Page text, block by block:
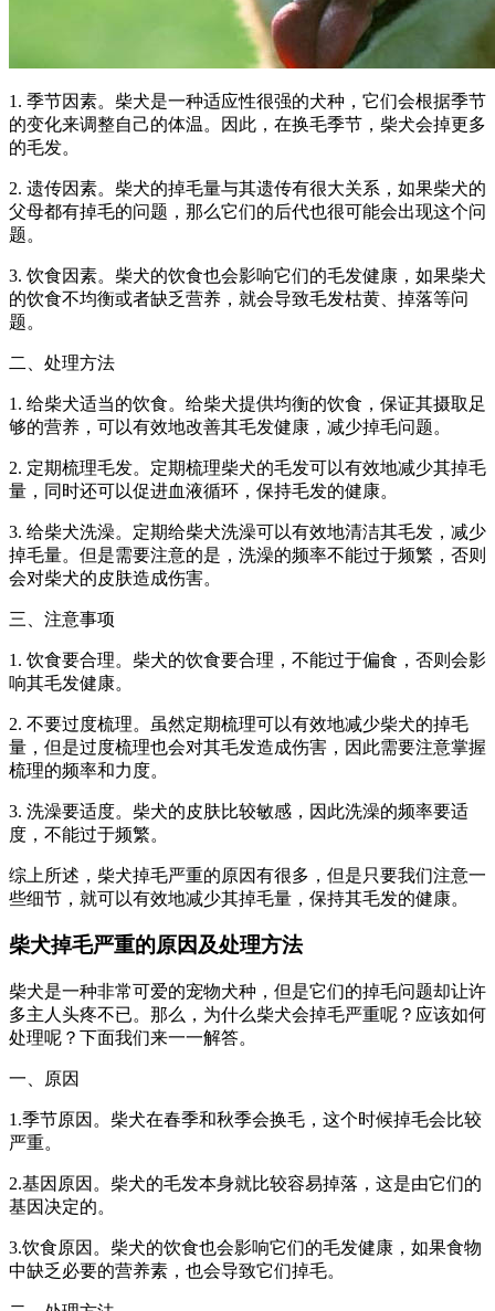
1. 季节因素。柴犬是一种适应性很强的犬种，它们会根据季节
的变化来调整自己的体温。因此，在换毛季节，柴犬会掉更多
的毛发。
2. 遗传因素。柴犬的掉毛量与其遗传有很大关系，如果柴犬的
父母都有掉毛的问题，那么它们的后代也很可能会出现这个问
题。
3. 饮食因素。柴犬的饮食也会影响它们的毛发健康，如果柴犬
的饮食不均衡或者缺乏营养，就会导致毛发枯黄、掉落等问
题。
二、处理方法
1. 给柴犬适当的饮食。给柴犬提供均衡的饮食，保证其摄取足
够的营养，可以有效地改善其毛发健康，减少掉毛问题。
2. 定期梳理毛发。定期梳理柴犬的毛发可以有效地减少其掉毛
量，同时还可以促进血液循环，保持毛发的健康。
3. 给柴犬洗澡。定期给柴犬洗澡可以有效地清洁其毛发，减少
掉毛量。但是需要注意的是，洗澡的频率不能过于频繁，否则
会对柴犬的皮肤造成伤害。
三、注意事项
1. 饮食要合理。柴犬的饮食要合理，不能过于偏食，否则会影
响其毛发健康。
2. 不要过度梳理。虽然定期梳理可以有效地减少柴犬的掉毛
量，但是过度梳理也会对其毛发造成伤害，因此需要注意掌握
梳理的频率和力度。
3. 洗澡要适度。柴犬的皮肤比较敏感，因此洗澡的频率要适
度，不能过于频繁。
综上所述，柴犬掉毛严重的原因有很多，但是只要我们注意一
些细节，就可以有效地减少其掉毛量，保持其毛发的健康。
柴犬掉毛严重的原因及处理方法
柴犬是一种非常可爱的宠物犬种，但是它们的掉毛问题却让许
多主人头疼不已。那么，为什么柴犬会掉毛严重呢？应该如何
处理呢？下面我们来一一解答。
一、原因
1.季节原因。柴犬在春季和秋季会换毛，这个时候掉毛会比较
严重。
2.基因原因。柴犬的毛发本身就比较容易掉落，这是由它们的
基因决定的。
3.饮食原因。柴犬的饮食也会影响它们的毛发健康，如果食物
中缺乏必要的营养素，也会导致它们掉毛。